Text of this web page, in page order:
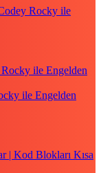
Rocky ile
ile Engelden